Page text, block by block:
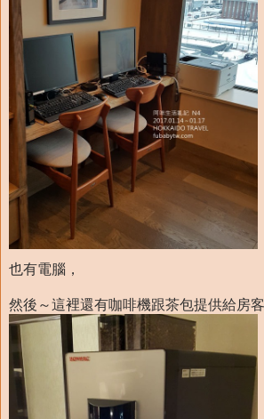
也有電腦，
然後～這裡還有咖啡機跟茶包提供給房客